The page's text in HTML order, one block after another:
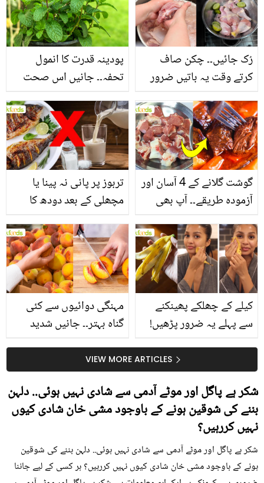
سے بھرپور اس سبزی کے
فائدے
پودینہ قدرت کا انمول
تحفہ۔۔ جانیں اس صحت
انگیز طبی فوائد
رُک جائیں۔۔ چکن صاف
کرتے وقت یہ باتیں ضرور
تربوز پر پانی نہ پینا یا
مچھلی کے بعد دودھ کا
سے متعلق غلط فہمیوں کی
حقیقت کیا ہے اور افواہ
کیا؟
گوشت گلانے کے 4 آسان اور
آزمودہ طریقے۔۔ آپ بھی
بتائے راز
مہنگی دوائیوں سے کئی
گناہ بہتر۔۔ جانیں شدید
کیوں کھانا چاہیے؟
کیلے کے چھلکے پھینکنے
سے پہلے یہ ضرور پڑھیں!
سستا اور قدرتی حلVIEW MORE ARTICLES
شکر ہے پاگل اور موٹے آدمی سے شادی نہیں ہوئی.. دلہن
بننے کی شوقین ہونے کے باوجود مشی خان شادی کیوں
نہیں کررہیں؟
شکر ہے پاگل اور موٹے آدمی سے شادی نہیں ہوئی.. دلہن بننے کی شوقین
ہونے کے باوجود مشی خان شادی کیوں نہیں کررہیں؟ ہر کسی کے لیے جاننا